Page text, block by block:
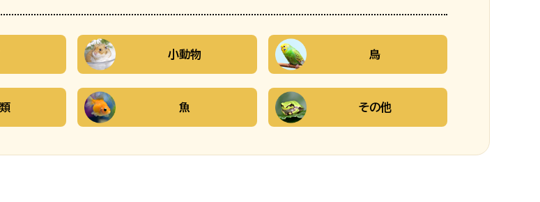
小動物 鳥
魚 その他